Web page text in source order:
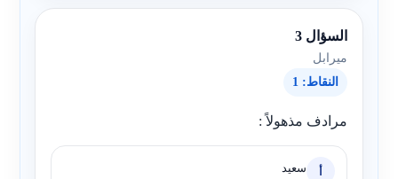
السؤال 3
ميرابل
النقاط: 1
مرادف مذهولاً :
أ سعيد